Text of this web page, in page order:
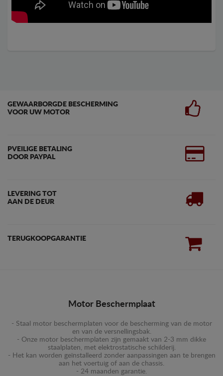
GEWAARBORGDE BESCHERMING
VOOR UW MOTOR
PVEILIGE BETALING
DOOR PAYPAL
LEVERING TOT
AAN DE DEUR
TERUGKOOPGARANTIE
Motor Beschermplaat
- Staal motor beschermplaten voor de bescherming van de motor
en van de versnellingsbak.
- Onze motor beschermplaten zijn gemaakt van 2-3 mm dikke
staalplaten, met elektrostatische schilderij.
- Het kan worden geïnstalleerd zonder aanpassingen aan te brengen
aan het voertuig of aan de chassis.
- 24 maanden garantie.